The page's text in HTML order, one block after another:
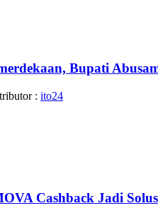
Bupati
: ito24
Cashback Jadi